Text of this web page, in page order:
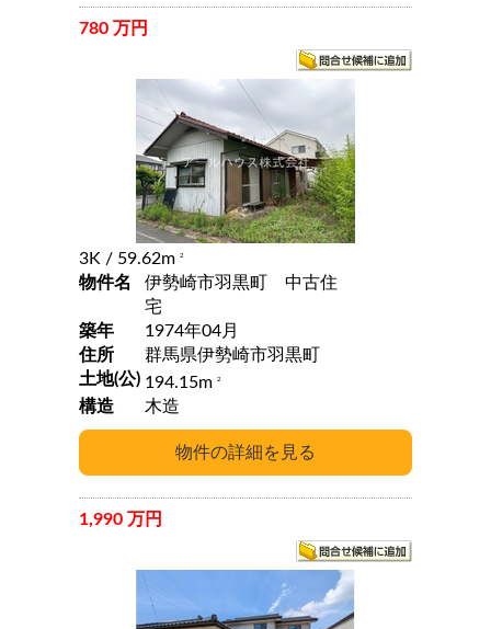
780 万円
3K / 59.62m 2
物件名
伊勢崎市羽黒町 中古住
宅
築年
1974年04月
住所
群馬県伊勢崎市羽黒町
土地(公) 194.15m 2
構造 木造
1,990 万円